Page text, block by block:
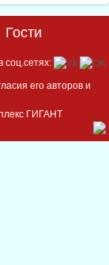
Гости
соц.сетях:
его авторов и
ГИГАНТ